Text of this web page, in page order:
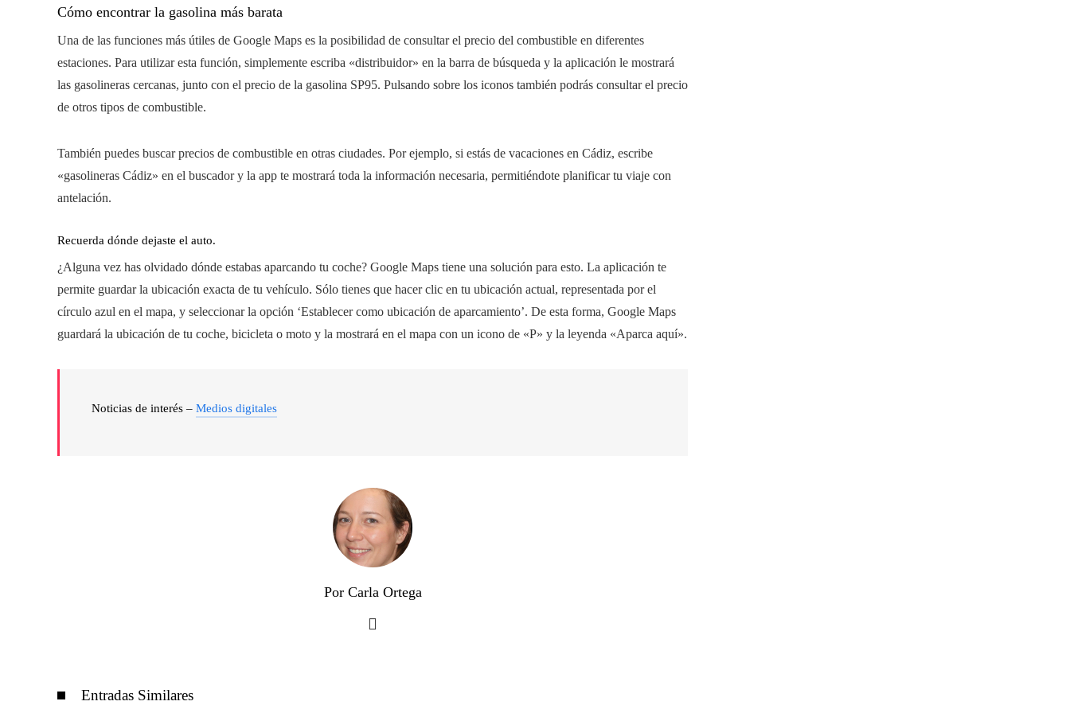
Cómo encontrar la gasolina más barata
Una de las funciones más útiles de Google Maps es la posibilidad de consultar el precio del combustible en diferentes
estaciones. Para utilizar esta función, simplemente escriba «distribuidor» en la barra de búsqueda y la aplicación le mostrará
las gasolineras cercanas, junto con el precio de la gasolina SP95. Pulsando sobre los iconos también podrás consultar el precio
de otros tipos de combustible.
También puedes buscar precios de combustible en otras ciudades. Por ejemplo, si estás de vacaciones en Cádiz, escribe
«gasolineras Cádiz» en el buscador y la app te mostrará toda la información necesaria, permitiéndote planificar tu viaje con
antelación.
Recuerda dónde dejaste el auto.
¿Alguna vez has olvidado dónde estabas aparcando tu coche? Google Maps tiene una solución para esto. La aplicación te
permite guardar la ubicación exacta de tu vehículo. Sólo tienes que hacer clic en tu ubicación actual, representada por el
círculo azul en el mapa, y seleccionar la opción ‘Establecer como ubicación de aparcamiento’. De esta forma, Google Maps
guardará la ubicación de tu coche, bicicleta o moto y la mostrará en el mapa con un icono de «P» y la leyenda «Aparca aquí».
Noticias de interés – Medios digitales
Por Carla Ortega
Entradas Similares